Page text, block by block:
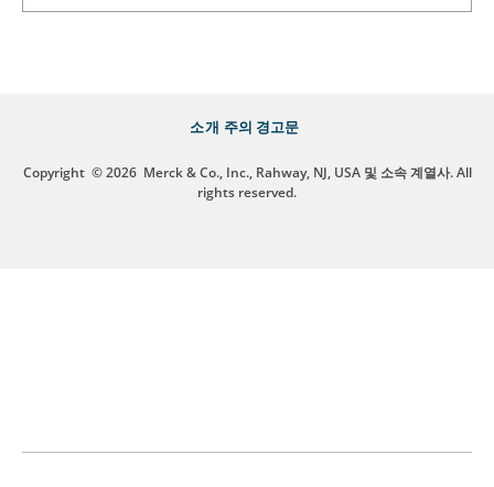
소개 주의 경고문
Copyright © 2026 Merck & Co., Inc., Rahway, NJ, USA 및 소속 계열사. All
rights reserved.